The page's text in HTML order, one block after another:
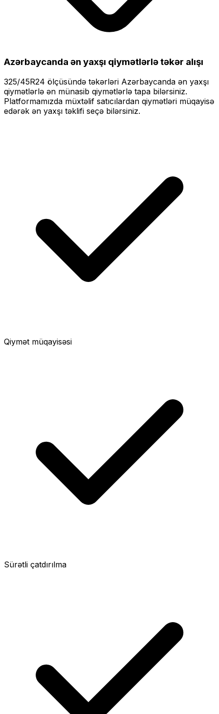
Azərbaycanda ən yaxşı qiymətlərlətəkər alışı
325/45R24 ölçüsündə təkərləri Azərbaycanda ən yaxşı
qiymətlərlə ən münasib qiymətlərlə tapa bilərsiniz.
Platformamızda müxtəlif satıcılardan qiymətləri müqayisə
edərək ən yaxşı təklifi seçə bilərsiniz.
Qiymət müqayisəsi
Sürətli çatdırılma